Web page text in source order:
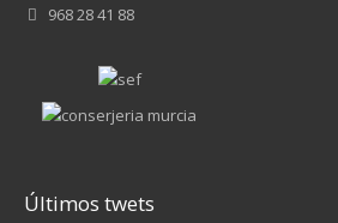
968 28 41 88
Últimos twets